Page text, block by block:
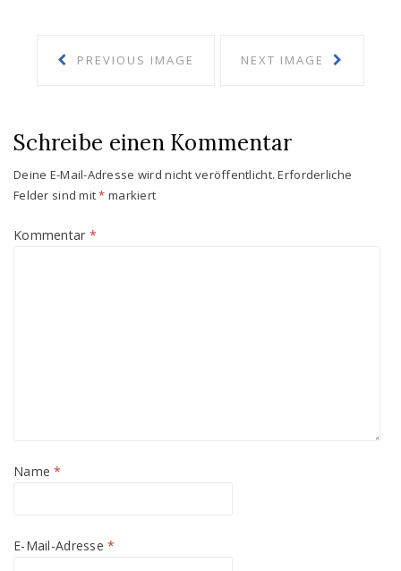
PREVIOUS IMAGE NEXT IMAGE
Schreibe einen Kommentar
Deine E-Mail-Adresse wird nicht veröffentlicht. Erforderliche
Felder sind mit* markiert
Kommentar *
Name*
E-Mail-Adresse*